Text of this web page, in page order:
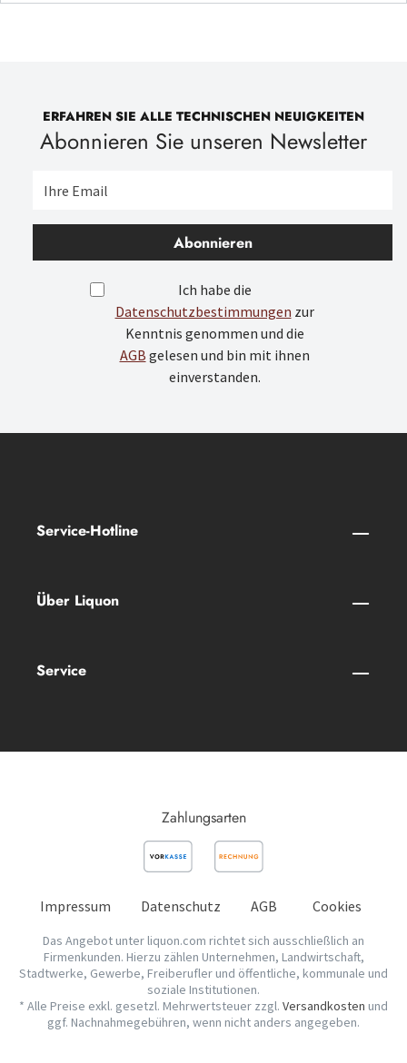
ERFAHREN SIE ALLE TECHNISCHEN NEUIGKEITEN
Abonnieren Sie unseren Newsletter
Abonnieren
Ich habe die
Datenschutzbestimmungen zur
Kenntnis genommen und die
AGB gelesen und bin mit ihnen
einverstanden.
Service-Hotline
Über Liquon
Service
Zahlungsarten
Impressum Datenschutz AGB Cookies
Das Angebot unter liquon.com richtet sich ausschließlich an
Firmenkunden. Hierzu zählen Unternehmen, Landwirtschaft,
Stadtwerke, Gewerbe, Freiberufler und öffentliche, kommunale und
soziale Institutionen.
* Alle Preise exkl. gesetzl. Mehrwertsteuer zzgl. Versandkosten und
ggf. Nachnahmegebühren, wenn nicht anders angegeben.